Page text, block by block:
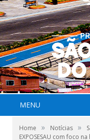
MENU
Home » Notícias »
EXPOSESAU com foco